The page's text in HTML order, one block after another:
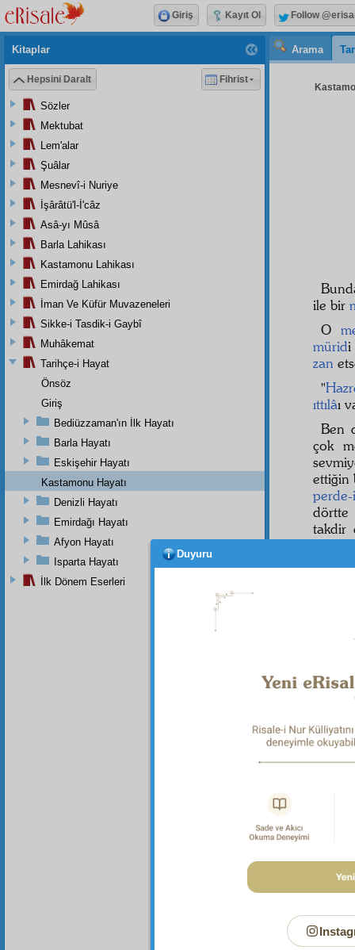
Arama
ile bir
O
müridi
zan
"
ıttılâı
Ben
çok
dörtte
takdir
Kitaplar
Hepsini Daralt Fihrist
Sözler
Mektubat
Lem'alar
Şuâlar
Mesnevî-i Nuriye
İşârâtü'l-İ'câz
Asâ-yı Mûsâ
Barla Lahikası
Kastamonu Lahikası
Emirdağ Lahikası
İman Ve Küfür Muvazeneleri
Sikke-i Tasdik-i Gaybî
Muhâkemat
Tarihçe-i Hayat
Önsöz
Giriş
Bediüzzaman'ın İlk Hayatı
Barla Hayatı
Eskişehir Hayatı
Kastamonu Hayatı
Denizli Hayatı
Emirdağı Hayatı
Afyon Hayatı
Isparta Hayatı
İlk Dönem Eserleri
Giriş Kayıt Ol Follow
Duyuru